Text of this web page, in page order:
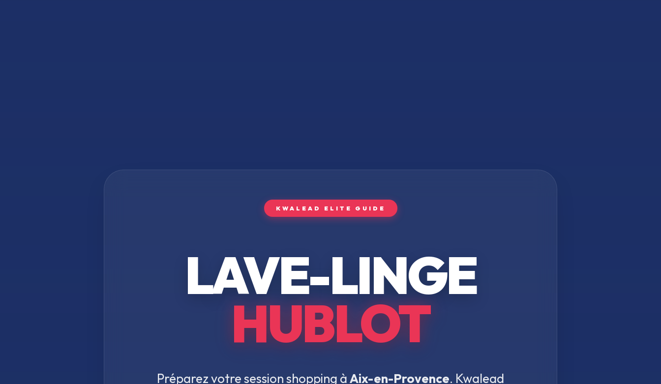
KWALEAD ELITE GUIDE
LAVE-LINGE
HUBLOT
Préparez votre session shopping àAix-en-Provence. Kwalead